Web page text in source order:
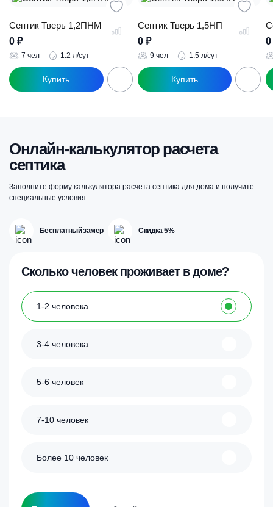
Септик Тверь 1,2ПНМ
0 ₽
7 чел 1.2 л/сут
Септик Тверь 1,5НП
0 ₽
9 чел 1.5 л/сут
0
Онлайн-калькулятор расчета
септика
Заполните форму калькулятора расчета септика для дома и получите
специальные условия
Бесплатный замер Скидка 5%
Сколько человек проживает в доме?
1-2 человека
3-4 человека
5-6 человек
7-10 человек
Более 10 человек